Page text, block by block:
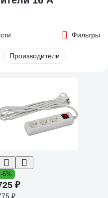
Фильтры
Производители
-6%
₽
₽